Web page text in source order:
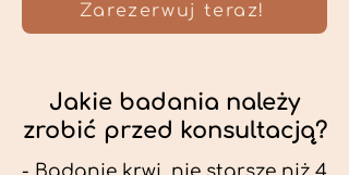
Zarezerwuj teraz!
Jakie badania należy
zrobić przed konsultacją?